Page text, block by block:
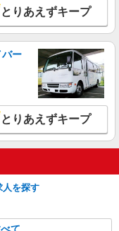
詳細を見る
とりあえずキープ
バー
とりあえずキープ
人を探す